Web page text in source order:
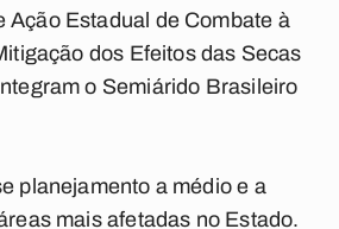
Ação Estadual de Combate à
dos Efeitos das Secas
o Semiárido Brasileiro
planejamento a médio e a
mais afetadas no Estado.